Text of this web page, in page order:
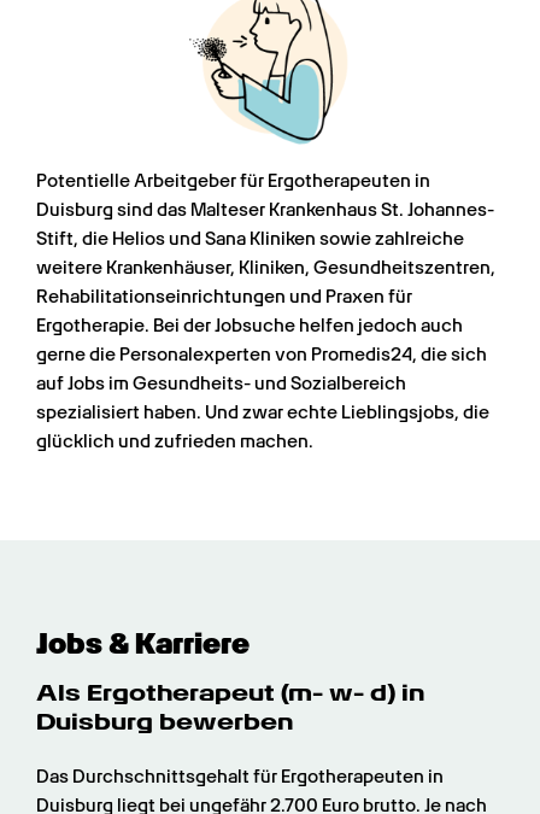
Potentielle Arbeitgeber für Ergotherapeuten in
Duisburg sind das Malteser Krankenhaus St. Johannes-
Stift, die Helios und Sana Kliniken sowie zahlreiche
weitere Krankenhäuser, Kliniken, Gesundheitszentren,
Rehabilitationseinrichtungen und Praxen für
Ergotherapie. Bei der Jobsuche helfen jedoch auch
gerne die Personalexperten von Promedis24, die sich
auf Jobs im Gesundheits- und Sozialbereich
spezialisiert haben. Und zwar echte Lieblingsjobs, die
glücklich und zufrieden machen.
Jobs & Karriere
Als Ergotherapeut (m- w- d) in
Duisburg bewerben
Das Durchschnittsgehalt für Ergotherapeuten in
Duisburg liegt bei ungefähr 2.700 Euro brutto. Je nach